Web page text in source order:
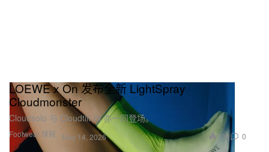
Footwear 球鞋
LOEWE x On 发布全新 LightSpray
Cloudmonster
Cloudsolo 与 Cloudtilt Hi 亦一同登场。
May 14, 2026 306 0